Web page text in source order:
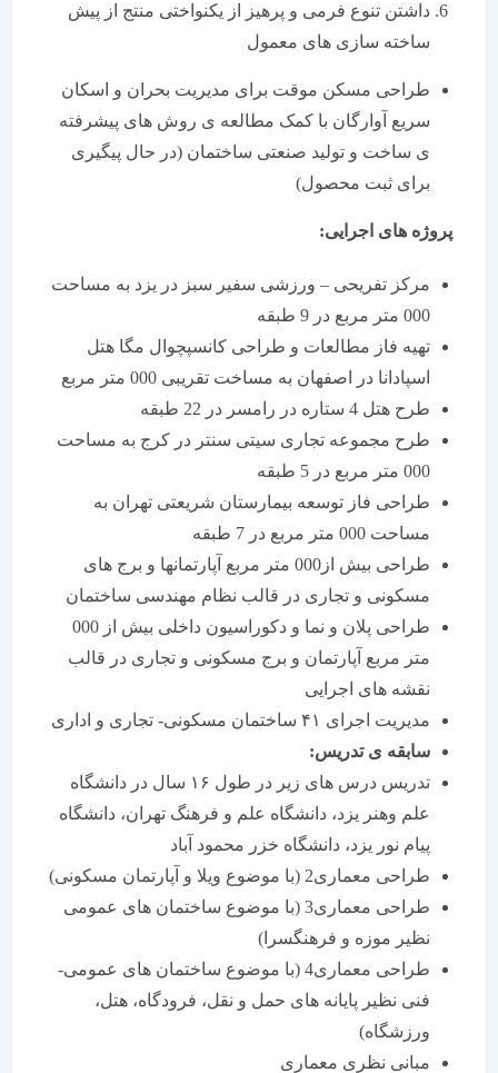
داشتن تنوع فرمی و پرهیز از یکنواختی منتج از پیش
ساخته سازی های معمول
طراحی مسکن موقت برای مدیریت بحران و اسکان
سریع آوارگان با کمک مطالعه ی روش های پیشرفته
ی ساخت و تولید صنعتی ساختمان (در حال پیگیری
برای ثبت محصول)
پروژه های اجرایی:
مرکز تفریحی – ورزشی سفیر سبز در یزد به مساحت
تهیه فاز مطالعات و طراحی کانسپچوال مگا هتل
اسپادانا در اصفهان به مساخت تقریبی 000 متر مربع
طرح هتل 4 ستاره در رامسر در 22 طبقه
طرح مجموعه تجاری سیتی سنتر در کرج به مساحت
طراحی فاز توسعه بیمارستان شریعتی تهران به
مساحت 000 متر مربع در 7 طبقه
طراحی بیش از000 متر مربع آپارتمانها و برج های
مسکونی و تجاری در قالب نظام مهندسی ساختمان
طراحی پلان و نما و دکوراسیون داخلی بیش از 000
متر مربع آپارتمان و برج مسکونی و تجاری در قالب
نقشه های اجرایی
مدیریت اجرای ۴۱ ساختمان مسکونی- تجاری و اداری
سابقه ی تدریس:
تدریس درس های زیر در طول ۱۶ سال در دانشگاه
علم وهنر یزد، دانشگاه علم و فرهنگ تهران، دانشگاه
پیام نور یزد، دانشگاه خزر محمود آباد
طراحی معماری2 (با موضوع ویلا و آپارتمان مسکونی)
طراحی معماری3 (با موضوع ساختمان های عمومی
نظیر موزه و فرهنگسرا)
طراحی معماری4 (با موضوع ساختمان های عمومی-
فنی نظیر پایانه های حمل و نقل، فرودگاه، هتل،
ورزشگاه)
مبانی نظری معماری